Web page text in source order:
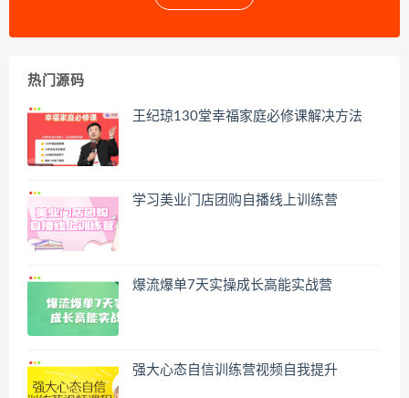
热门源码
王纪琼130堂幸福家庭必修课解决方法
学习美业门店团购自播线上训练营
爆流爆单7天实操成长高能实战营
强大心态自信训练营视频自我提升